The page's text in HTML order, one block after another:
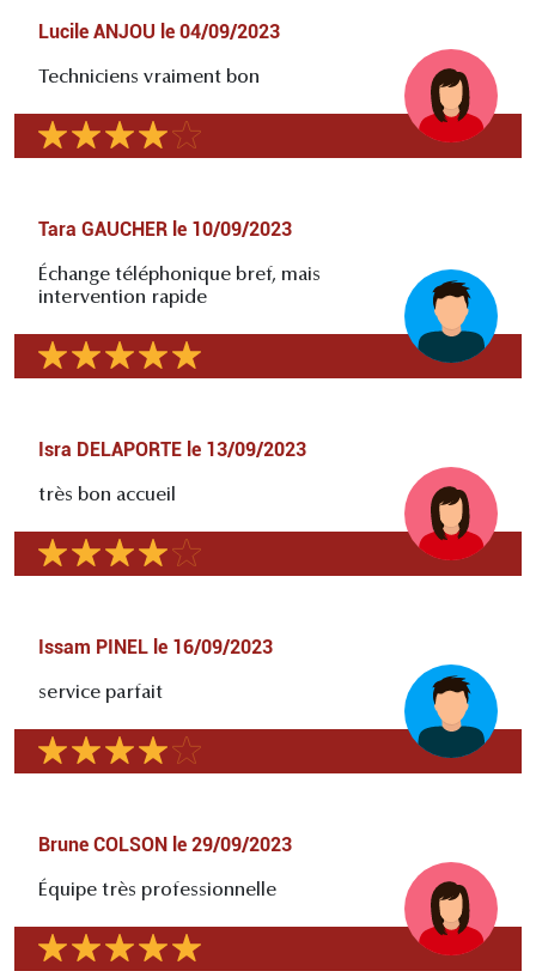
Lucile ANJOU le 04/09/2023
Techniciens vraiment bon
Tara GAUCHER le 10/09/2023
Échange téléphonique bref, mais
intervention rapide
Isra DELAPORTE le 13/09/2023
très bon accueil
Issam PINEL le 16/09/2023
service parfait
Brune COLSON le 29/09/2023
Équipe très professionnelle